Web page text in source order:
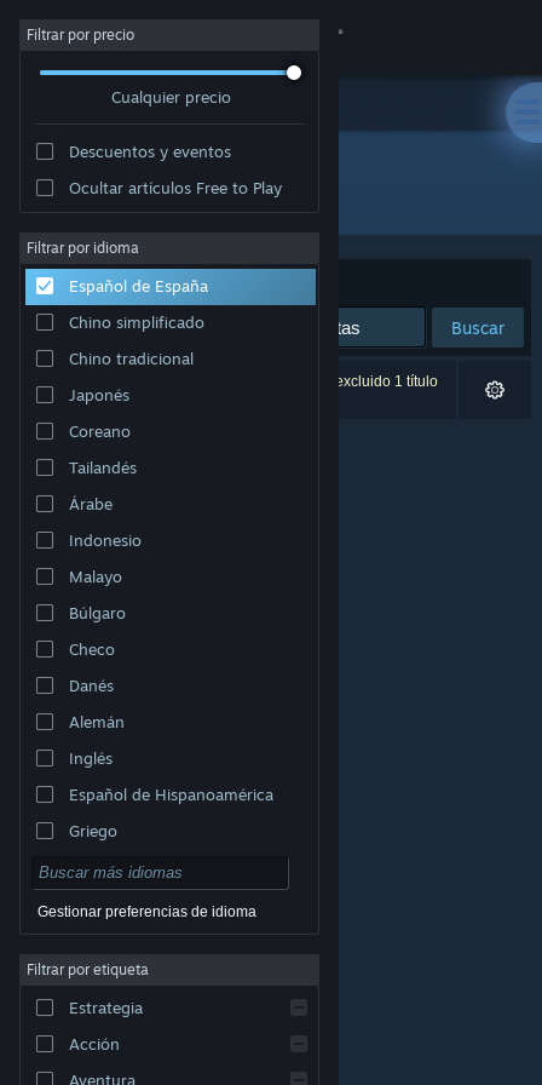
Iniciar sesión
Acerca de
Soporte
Cambiar idioma
Descargar Steam Mobile
Ver versión clásica
© Valve Corporation. Todos los derechos reservados.
respectivos dueños en EE. UU. y otros países.
Acuerdo de Suscriptor a Steam
Cookies
Filtrar por precio
Cualquier precio
Descuentos y eventos
Ocultar artículos Free to Play
Filtrar por idioma
Español de España
Chino simplificado
Chino tradicional
Japonés
Coreano
Tailandés
Árabe
Indonesio
Malayo
Búlgaro
Checo
Danés
Alemán
Inglés
Español de Hispanoamérica
Griego
Gestionar preferencias de idioma
Filtrar por etiqueta
Estrategia
Acción
Aventura
Desarrollador: Joseph Caero
Ordenar por Relevancia
Buscar
0 resultados coinciden con la búsqueda. Se ha excluido 1 título
basándose en tus preferencias.